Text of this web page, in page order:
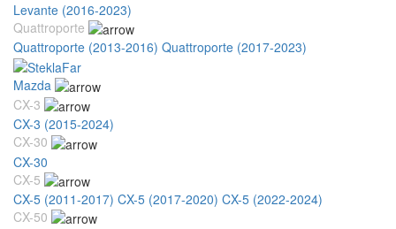
Levante (2016-2023)
Quattroporte
Quattroporte (2013-2016) Quattroporte (2017-2023)
Mazda
CX-3
CX-3 (2015-2024)
CX-30
CX-30
CX-5
CX-5 (2011-2017) CX-5 (2017-2020) CX-5 (2022-2024)
CX-50